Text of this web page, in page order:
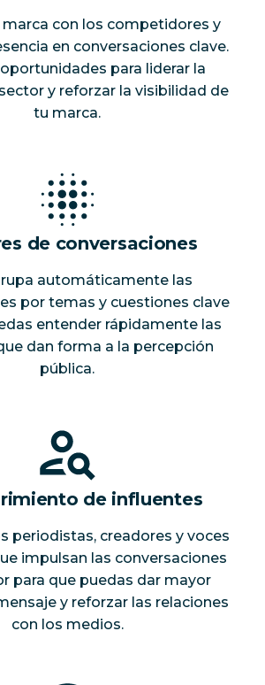
con los competidores y
en conversaciones clave.
para liderar la
y reforzar la visibilidad de
tu marca.
de conversaciones
automáticamente las
por temas y cuestiones clave
entender rápidamente las
dan forma a la percepción
pública.
de influentes
periodistas, creadores y voces
impulsan las conversaciones
para que puedas dar mayor
y reforzar las relaciones
con los medios.